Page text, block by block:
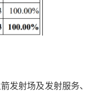
发射场及发射服务、